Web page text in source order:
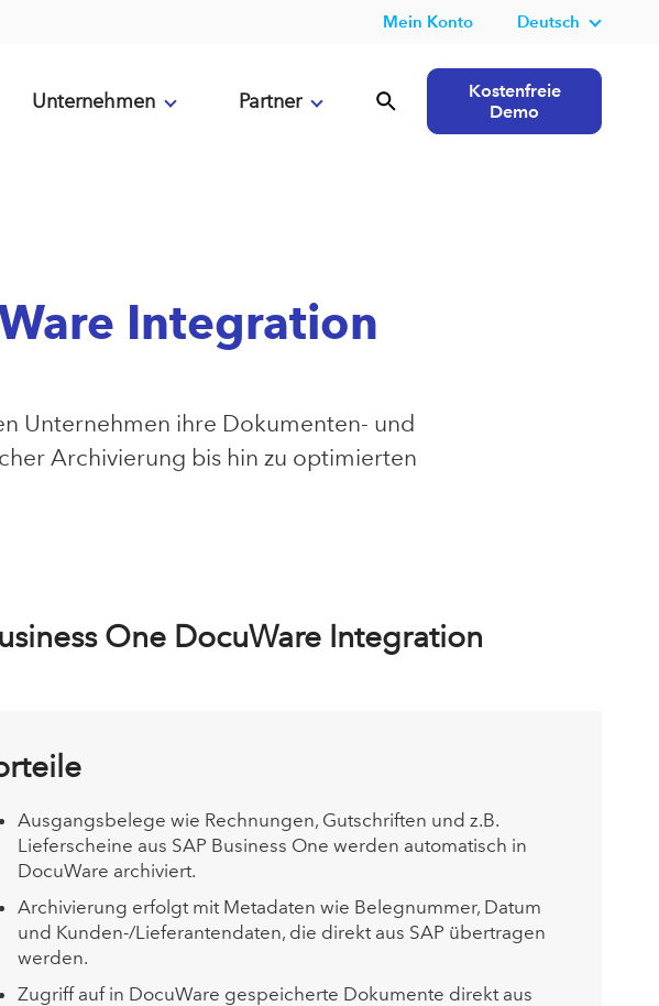
Mein Konto Deutsch
Unternehmen Partner
Kostenfreie
Demo
Integration
Unternehmen ihre Dokumenten- und
Archivierung bis hin zu optimierten
One DocuWare Integration
Ausgangsbelege wie Rechnungen, Gutschriften und z.B.
Lieferscheine aus SAP Business One werden automatisch in
DocuWare archiviert.
Archivierung erfolgt mit Metadaten wie Belegnummer, Datum
und Kunden-/Lieferantendaten, die direkt aus SAP übertragen
werden.
Zugriff auf in DocuWare gespeicherte Dokumente direkt aus